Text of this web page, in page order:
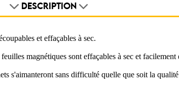
DESCRIPTION
et effaçables à sec.
magnétiques sont effaçables à sec et facilement
s'aimanteront sans difficulté quelle que soit la